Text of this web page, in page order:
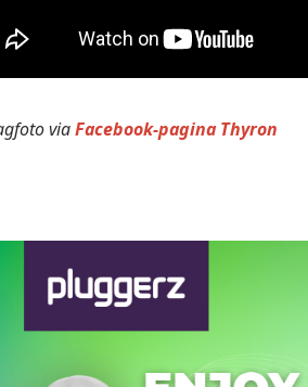
viaFacebook-pagina Thyron